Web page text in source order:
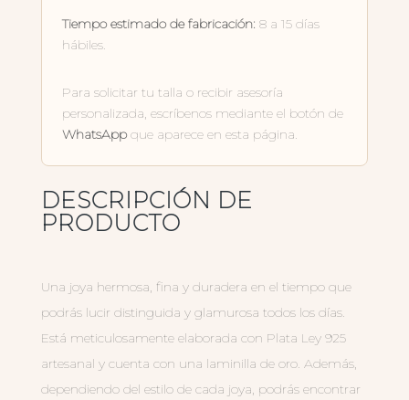
Tiempo estimado de fabricación: 8 a 15 días
hábiles.
Para solicitar tu talla o recibir asesoría
personalizada, escríbenos mediante el botón de
WhatsAppque aparece en esta página.
DESCRIPCIÓN DE
PRODUCTO
Una joya hermosa, fina y duradera en el tiempo que
podrás lucir distinguida y glamurosa todos los días.
Está meticulosamente elaborada con Plata Ley 925
artesanal y cuenta con una laminilla de oro. Además,
dependiendo del estilo de cada joya, podrás encontrar